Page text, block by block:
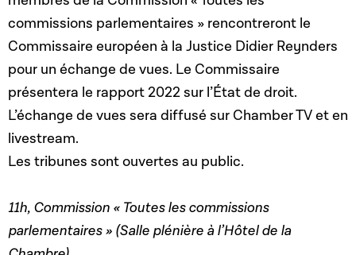
commissions parlementaires » rencontreront le
Commissaire européen à la Justice Didier Reynders
pour un échange de vues. Le Commissaire
présentera le rapport 2022 sur l’État de droit.
L’échange de vues sera diffusé sur Chamber TV et en
livestream.
Les tribunes sont ouvertes au public.
11h, Commission « Toutes les commissions
parlementaires » (Salle plénière à l’Hôtel de la